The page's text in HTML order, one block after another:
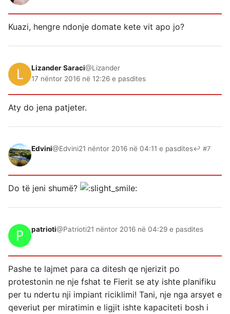
Kuazi, hengre ndonje domate kete vit apo jo?
Lizander Saraci@Lizander
17 nëntor 2016 në 12:26 e pasdites
Aty do jena patjeter.
Edvini@Edvini21 nëntor 2016 në 04:11 e pasdites↩ #7
Do të jeni shumë?
patrioti@Patrioti21 nëntor 2016 në 04:29 e pasdites
Pashe te lajmet para ca ditesh qe njerizit po
protestonin ne nje fshat te Fierit se aty ishte planifiku
per tu ndertu nji impiant riciklimi! Tani, nje nga arsyet e
qeveriut per miratimin e ligjit ishte kapaciteti bosh i